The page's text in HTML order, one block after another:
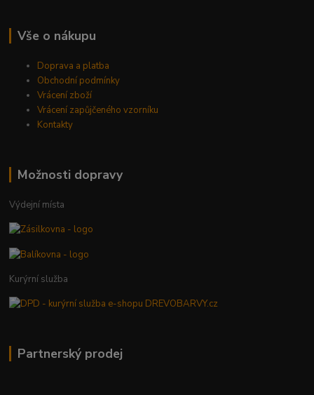
Vše o nákupu
Doprava a platba
Obchodní podmínky
Vrácení zboží
Vrácení zapůjčeného vzorníku
Kontakty
Možnosti dopravy
Výdejní místa
Kurýrní služba
Partnerský prodej